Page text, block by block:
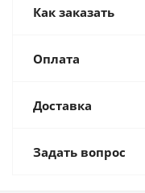
Как заказать
Оплата
Доставка
Задать вопрос